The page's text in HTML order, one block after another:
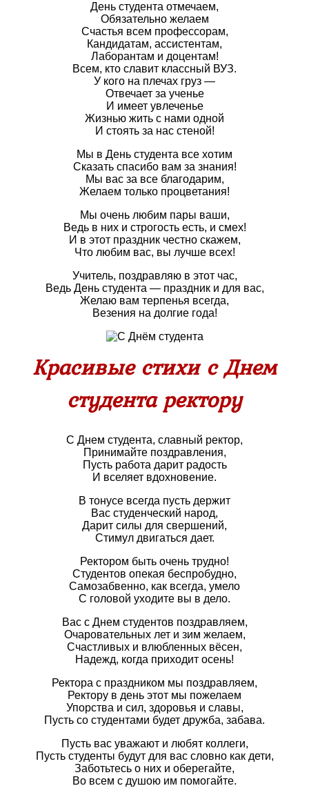
День студента отмечаем,
Обязательно желаем
Счастья всем профессорам,
Кандидатам, ассистентам,
Лаборантам и доцентам!
Всем, кто славит классный ВУЗ.
У кого на плечах груз —
Отвечает за ученье
И имеет увлеченье
Жизнью жить с нами одной
И стоять за нас стеной!
Мы в День студента все хотим
Сказать спасибо вам за знания!
Мы вас за все благодарим,
Желаем только процветания!
Мы очень любим пары ваши,
Ведь в них и строгость есть, и смех!
И в этот праздник честно скажем,
Что любим вас, вы лучше всех!
Учитель, поздравляю в этот час,
Ведь День студента — праздник и для вас,
Желаю вам терпенья всегда,
Везения на долгие года!
Красивые стихи с Днем
студента ректору
С Днем студента, славный ректор,
Принимайте поздравления,
Пусть работа дарит радость
И вселяет вдохновение.
В тонусе всегда пусть держит
Вас студенческий народ,
Дарит силы для свершений,
Стимул двигаться дает.
Ректором быть очень трудно!
Студентов опекая беспробудно,
Самозабвенно, как всегда, умело
С головой уходите вы в дело.
Вас с Днем студентов поздравляем,
Очаровательных лет и зим желаем,
Счастливых и влюбленных вёсен,
Надежд, когда приходит осень!
Ректора с праздником мы поздравляем,
Ректору в день этот мы пожелаем
Упорства и сил, здоровья и славы,
Пусть со студентами будет дружба, забава.
Пусть вас уважают и любят коллеги,
Пусть студенты будут для вас словно как дети,
Заботьтесь о них и оберегайте,
Во всем с душою им помогайте.